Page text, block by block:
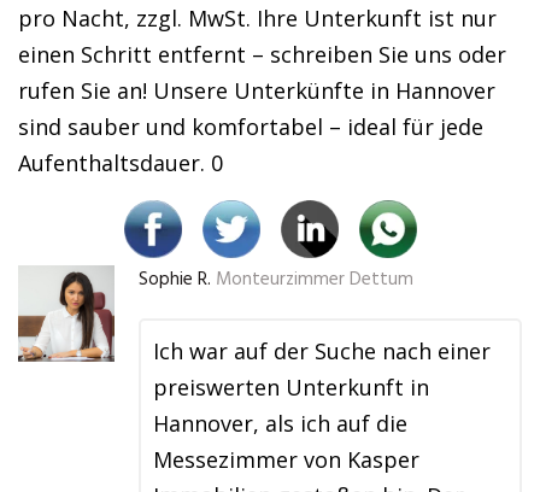
pro Nacht, zzgl. MwSt. Ihre Unterkunft ist nur
einen Schritt entfernt – schreiben Sie uns oder
rufen Sie an! Unsere Unterkünfte in Hannover
sind sauber und komfortabel – ideal für jede
Aufenthaltsdauer. 0
Sophie R. Monteurzimmer Dettum
Ich war auf der Suche nach einer
preiswerten Unterkunft in
Hannover, als ich auf die
Messezimmer von Kasper